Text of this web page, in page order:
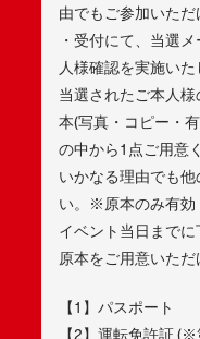
由でもご参加いただ
・受付にて、当選
人様確認を実施いた
当選されたご本人
本(写真・コピー・
の中から1点ご用意
いかなる理由でも
い。※原本のみ有効
イベント当日まで
原本をご用意いただ
【1】パスポート
【2】運転免許証